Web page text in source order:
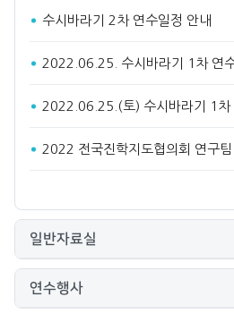
수시바라기 2차 연수일정 안내
2022.06.25. 수시바라기 1차 연수 유튜브
2022.06.25.(토) 수시바라기 1차
2022 전국진학지도협의회 연구팀 연
일반자료실
연수행사